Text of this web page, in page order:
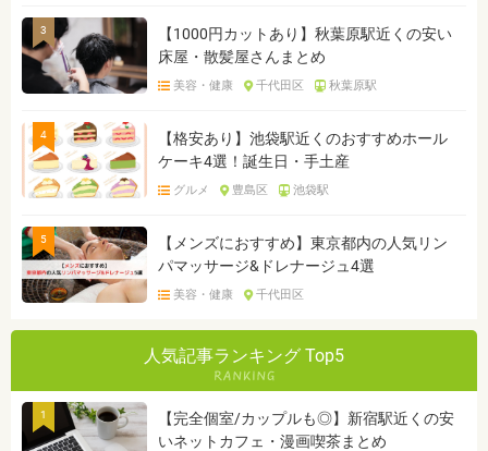
3
【1000円カットあり】秋葉原駅近くの安い
床屋・散髪屋さんまとめ
美容・健康 千代田区 秋葉原駅
4
【格安あり】池袋駅近くのおすすめホール
ケーキ4選！誕生日・手土産
グルメ 豊島区 池袋駅
5
【メンズにおすすめ】東京都内の人気リン
パマッサージ&ドレナージュ4選
美容・健康 千代田区
人気記事ランキング Top5
1
【完全個室/カップルも◎】新宿駅近くの安
いネットカフェ・漫画喫茶まとめ